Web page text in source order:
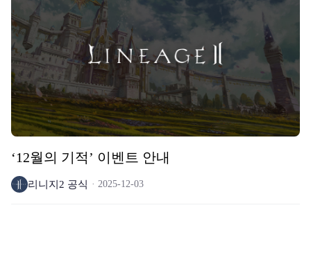
‘12월의 기적’ 이벤트 안내
리니지2 공식 2025-12-03